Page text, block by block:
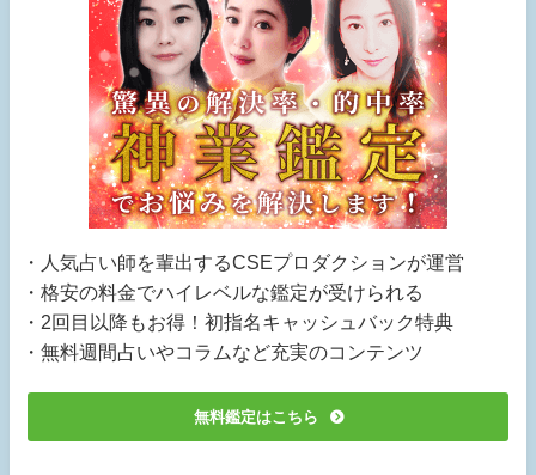
・人気占い師を輩出するCSEプロダクションが運営
・格安の料金でハイレベルな鑑定が受けられる
・2回目以降もお得！初指名キャッシュバック特典
・無料週間占いやコラムなど充実のコンテンツ
無料鑑定はこちら